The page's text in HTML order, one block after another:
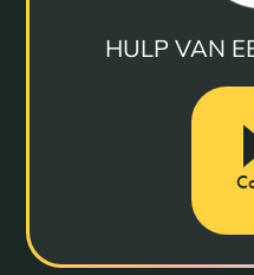
HULP VAN